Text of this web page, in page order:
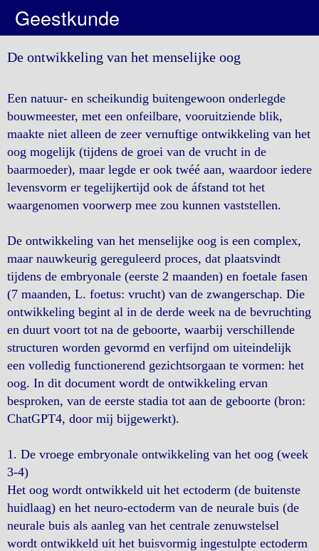
Geestkunde
De ontwikkeling van het menselijke oog
Een natuur- en scheikundig buitengewoon onderlegde
bouwmeester, met een onfeilbare, vooruitziende blik,
maakte niet alleen de zeer vernuftige ontwikkeling van het
oog mogelijk (tijdens de groei van de vrucht in de
baarmoeder), maar legde er ook twéé aan, waardoor iedere
levensvorm er tegelijkertijd ook de áfstand tot het
waargenomen voorwerp mee zou kunnen vaststellen.
De ontwikkeling van het menselijke oog is een complex,
maar nauwkeurig gereguleerd proces, dat plaatsvindt
tijdens de embryonale (eerste 2 maanden) en foetale fasen
(7 maanden, L. foetus: vrucht) van de zwangerschap. Die
ontwikkeling begint al in de derde week na de bevruchting
en duurt voort tot na de geboorte, waarbij verschillende
structuren worden gevormd en verfijnd om uiteindelijk
een volledig functionerend gezichtsorgaan te vormen: het
oog. In dit document wordt de ontwikkeling ervan
besproken, van de eerste stadia tot aan de geboorte (bron:
ChatGPT4, door mij bijgewerkt).
1. De vroege embryonale ontwikkeling van het oog (week
3-4)
Het oog wordt ontwikkeld uit het ectoderm (de buitenste
huidlaag) en het neuro-ectoderm van de neurale buis (de
neurale buis als aanleg van het centrale zenuwstelsel
wordt ontwikkeld uit het buisvormig ingestulpte ectoderm